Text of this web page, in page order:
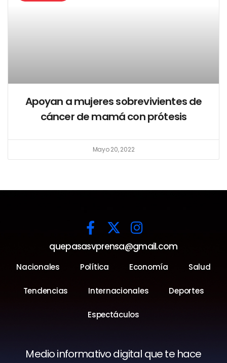
Apoyan a mujeres sobrevivientes de
cáncer de mamá con prótesis
Mayo 20, 2022
quepasasvprensa@gmail.com
Nacionales Política Economía Salud
Tendencias Internacionales Deportes
Espectáculos
Medio informativo digital que te hace